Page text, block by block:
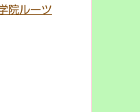
院ルーツ